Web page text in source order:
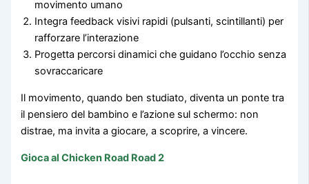
movimento umano
Integra feedback visivi rapidi (pulsanti, scintillanti) per
rafforzare l’interazione
Progetta percorsi dinamici che guidano l’occhio senza
sovraccaricare
Il movimento, quando ben studiato, diventa un ponte tra
il pensiero del bambino e l’azione sul schermo: non
distrae, ma invita a giocare, a scoprire, a vincere.
Gioca al Chicken Road Road 2